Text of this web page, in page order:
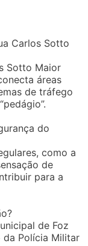
Carlos Sotto
Sotto Maior
áreas
de tráfego
do
como a
de
para a
de Foz
da Polícia Militar